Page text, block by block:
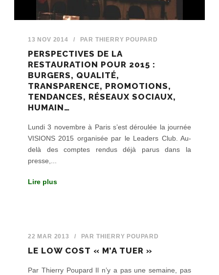
13 NOV 2014 / PAR THIERRY POUPARD
PERSPECTIVES DE LA
RESTAURATION POUR 2015 :
BURGERS, QUALITÉ,
TRANSPARENCE, PROMOTIONS,
TENDANCES, RÉSEAUX SOCIAUX,
HUMAIN…
Lundi 3 novembre à Paris s’est déroulée la journée
VISIONS 2015 organisée par le Leaders Club. Au-
delà des comptes rendus déjà parus dans la
presse,...
Lire plus
22 MAR 2013 / PAR THIERRY POUPARD
LE LOW COST « M’A TUER »
Par Thierry Poupard Il n’y a pas une semaine, pas